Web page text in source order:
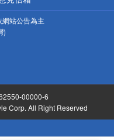
站公告為主
)
00000-6
Corp. All Right Reserved